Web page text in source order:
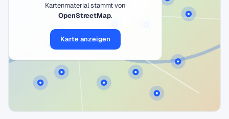
Kartenmaterial stammt von
OpenStreetMap.
Karte anzeigen